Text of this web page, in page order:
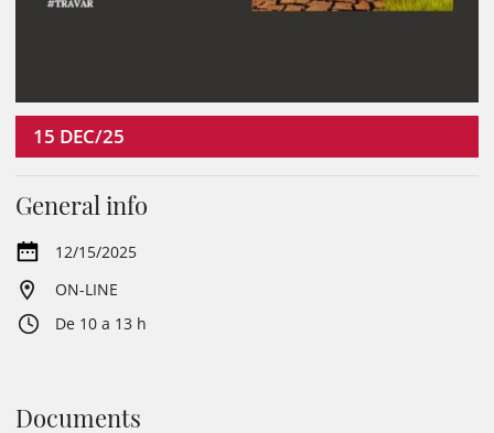
15 DEC/25
General info
12/15/2025
ON-LINE
De 10 a 13 h
Documents